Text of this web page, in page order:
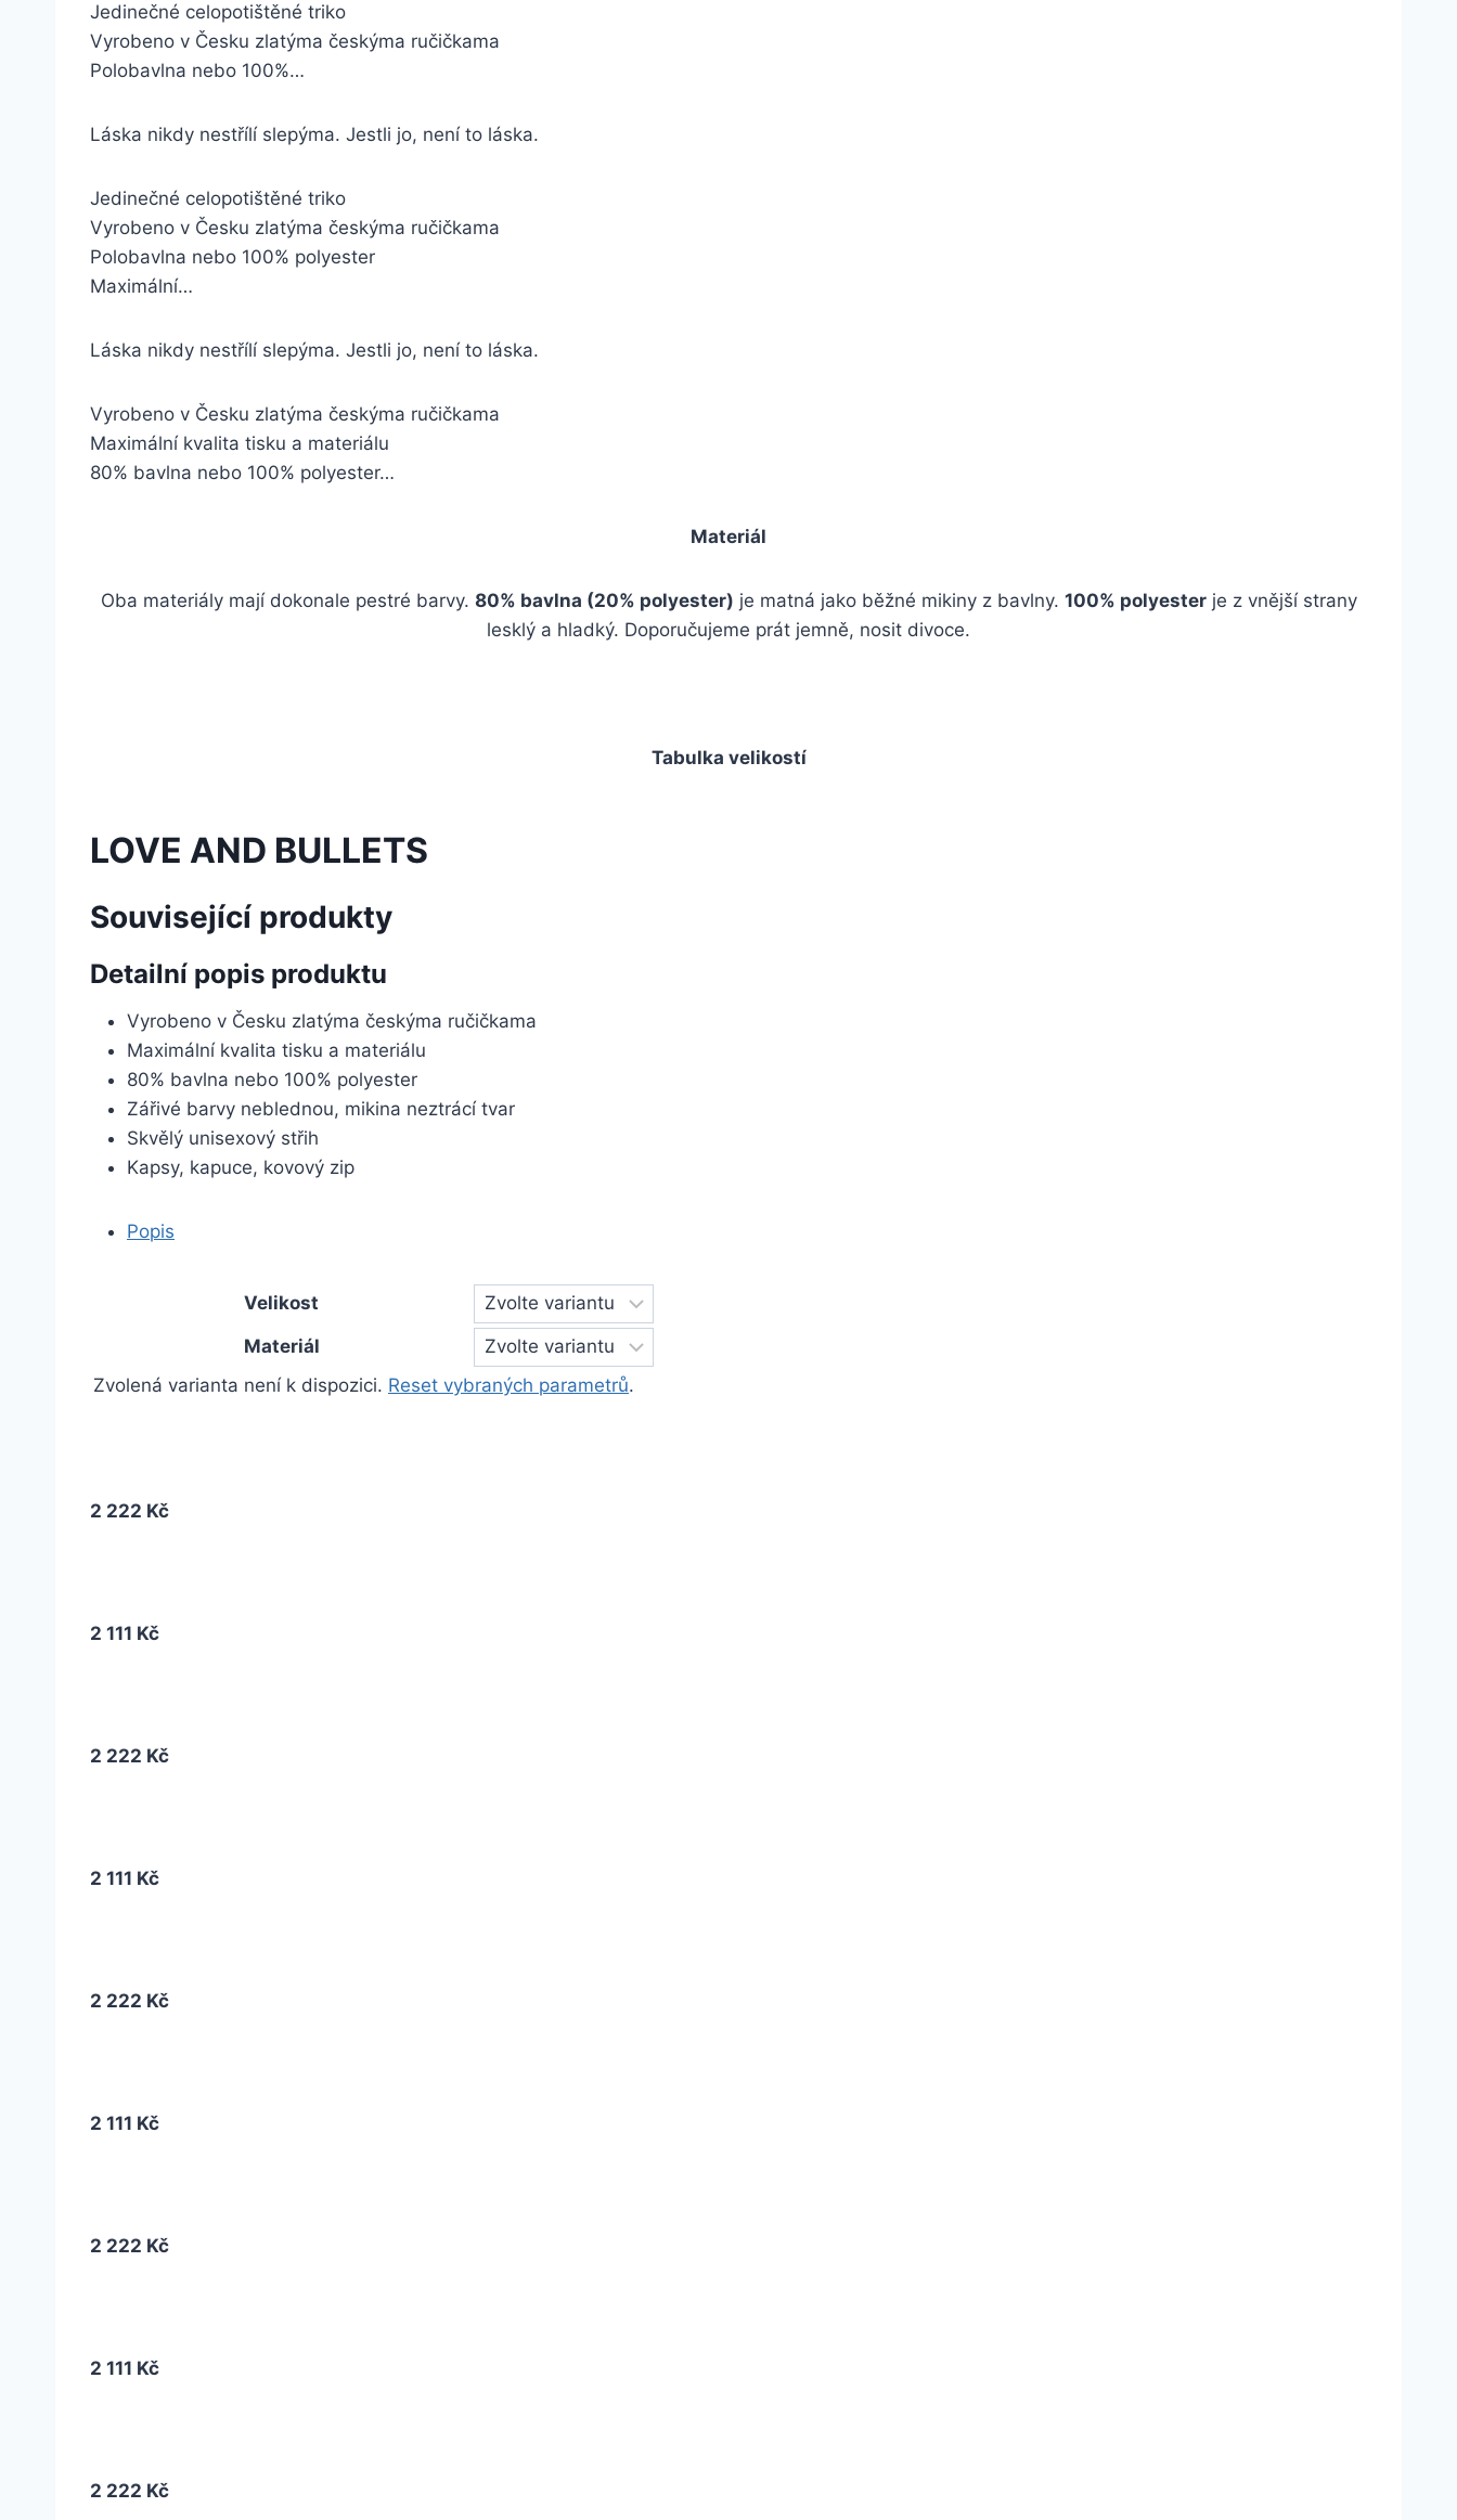
Jedinečné celopotištěné triko
Vyrobeno v Česku zlatýma českýma ručičkama
Polobavlna nebo 100%…
Láska nikdy nestřílí slepýma. Jestli jo, není to láska.
Jedinečné celopotištěné triko
Vyrobeno v Česku zlatýma českýma ručičkama
Polobavlna nebo 100% polyester
Maximální…
Láska nikdy nestřílí slepýma. Jestli jo, není to láska.
Vyrobeno v Česku zlatýma českýma ručičkama
Maximální kvalita tisku a materiálu
80% bavlna nebo 100% polyester…
Materiál
Oba materiály mají dokonale pestré barvy. 80% bavlna (20% polyester) je matná jako běžné mikiny z bavlny. 100% polyesterje z vnější strany
lesklý a hladký. Doporučujeme prát jemně, nosit divoce.
Tabulka velikostí
LOVE AND BULLETS
Související produkty
Detailní popis produktu
Vyrobeno v Česku zlatýma českýma ručičkama
Maximální kvalita tisku a materiálu
80% bavlna nebo 100% polyester
Zářivé barvy neblednou, mikina neztrácí tvar
Skvělý unisexový střih
Kapsy, kapuce, kovový zip
Popis
Velikost
Materiál
Zvolená varianta není k dispozici. Reset vybraných parametrů.
2 222 Kč
2 111 Kč
2 222 Kč
2 111 Kč
2 222 Kč
2 111 Kč
2 222 Kč
2 111 Kč
2 222 Kč